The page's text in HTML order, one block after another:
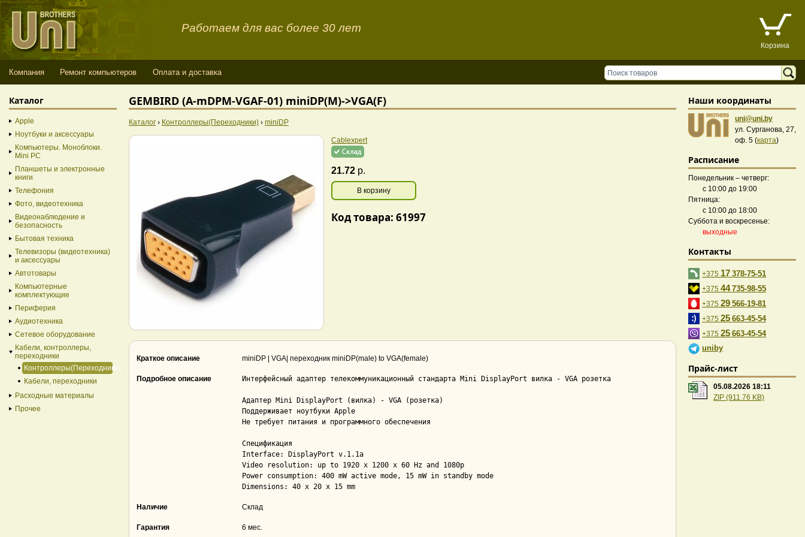
Работаем для вас более 30 лет
Корзина
Компания Ремонт компьютеров Оплата и доставка
GEMBIRD (A-mDPM-VGAF-01) miniDP(M)->VGA(F)
Каталог › Контроллеры(Переходники) › miniDP
Cablexpert
21.72 р.
В корзину
Код товара: 61997
Краткое описание miniDP | VGA| переходник miniDP(male) to VGA(female)
Подробное описание Интерфейсный адаптер телекоммуникационный стандарта Mini DisplayPort вилка - VGA розетка
Адаптер Mini DisplayPort (вилка) - VGA (розетка)
Поддерживает ноутбуки Apple
Не требует питания и программного обеспечения
Спецификация
Interface: DisplayPort v.1.1a
Video resolution: up to 1920 x 1200 x 60 Hz and 1080p
Power consumption: 400 mW active mode, 15 mW in standby mode
Dimensions: 40 x 20 x 15 mm
Наличие Склад
Гарантия 6 мес.
Каталог
Apple
Ноутбуки и аксессуары
Компьютеры. Моноблоки.
Mini PC
Планшеты и электронные
книги
Телефония
Фото, видеотехника
Видеонаблюдение и
безопасность
Бытовая техника
Телевизоры (видеотехника)
и аксессуары
Автотовары
Компьютерные
комплектующие
Периферия
Аудиотехника
Сетевое оборудование
Кабели, контроллеры,
переходники
Контроллеры(Переходники)
Кабели, переходники
Расходные материалы
Прочее
Наши координаты
uni@uni.by
ул. Сурганова, 27,
оф. 5 (карта)
Расписание
Понедельник – четверг:
с 10:00 до 19:00
Пятница:
с 10:00 до 18:00
Суббота и воскресенье:
выходные
Контакты
+375 17 378-75-51
+375 44 735-98-55
+375 29 566-19-81
+375 25 663-45-54
+375 25 663-45-54
uniby
Прайс-лист
05.08.2026 18:11
ZIP (911.76 KB)